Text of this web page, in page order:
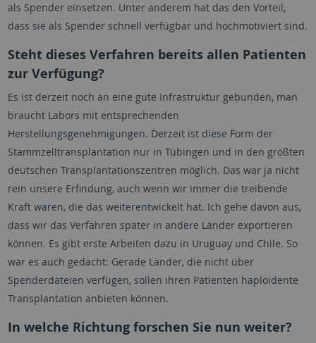
als Spender einsetzen. Unter anderem hat das den Vorteil,
dass sie als Spender schnell verfügbar und hochmotiviert sind.
Steht dieses Verfahren bereits allen Patienten
zur Verfügung?
Es ist derzeit noch an eine gute Infrastruktur gebunden, man
braucht Labors mit entsprechenden
Herstellungsgenehmigungen. Derzeit ist diese Form der
Stammzelltransplantation nur in Tübingen und in den größten
deutschen Transplantationszentren möglich. Das war ja nicht
rein unsere Erfindung, auch wenn wir immer die treibende
Kraft waren, die das weiterentwickelt hat. Ich gehe davon aus,
dass wir das Verfahren später in andere Länder exportieren
können. Es gibt erste Arbeiten dazu in Uruguay und Chile. So
war es auch gedacht: Gerade Länder, die nicht über
Spenderdateien verfügen, sollen ihren Patienten haploidente
Transplantation anbieten können.
In welche Richtung forschen Sie nun weiter?